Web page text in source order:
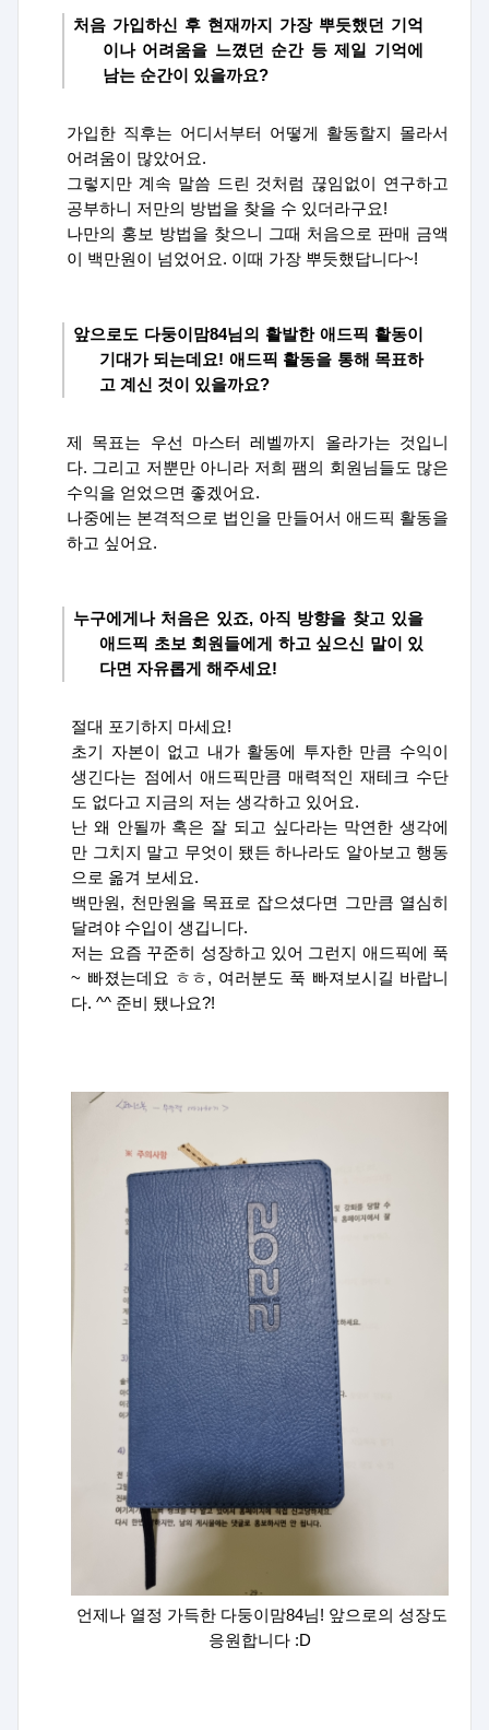
처음 가입하신 후 현재까지 가장 뿌듯했던 기억
이나 어려움을 느꼈던 순간 등 제일 기억에
남는 순간이 있을까요?
가입한 직후는 어디서부터 어떻게 활동할지 몰라서
어려움이 많았어요.
그렇지만 계속 말씀 드린 것처럼 끊임없이 연구하고
공부하니 저만의 방법을 찾을 수 있더라구요!
나만의 홍보 방법을 찾으니 그때 처음으로 판매 금액
이 백만원이 넘었어요. 이때 가장 뿌듯했답니다~!
앞으로도 다둥이맘84님의 활발한 애드픽 활동이
기대가 되는데요! 애드픽 활동을 통해 목표하
고 계신 것이 있을까요?
제 목표는 우선 마스터 레벨까지 올라가는 것입니
다. 그리고 저뿐만 아니라 저희 팸의 회원님들도 많은
수익을 얻었으면 좋겠어요.
나중에는 본격적으로 법인을 만들어서 애드픽 활동을
하고 싶어요.
누구에게나 처음은 있죠, 아직 방향을 찾고 있을
애드픽 초보 회원들에게 하고 싶으신 말이 있
다면 자유롭게 해주세요!
절대 포기하지 마세요!
초기 자본이 없고 내가 활동에 투자한 만큼 수익이
생긴다는 점에서 애드픽만큼 매력적인 재테크 수단
도 없다고 지금의 저는 생각하고 있어요.
난 왜 안될까 혹은 잘 되고 싶다라는 막연한 생각에
만 그치지 말고 무엇이 됐든 하나라도 알아보고 행동
으로 옮겨 보세요.
백만원 , 천만원을 목표로 잡으셨다면 그만큼 열심히
달려야 수입이 생깁니다.
저는 요즘 꾸준히 성장하고 있어 그런지 애드픽에 푹
~ 빠졌는데요 ㅎㅎ, 여러분도 푹 빠져보시길 바랍니
다. ^^ 준비 됐나요?!
언제나 열정 가득한 다둥이맘84님! 앞으로의 성장도
응원합니다 :D